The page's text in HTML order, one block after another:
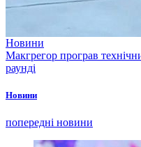
Новини
Макгрегор програв
раунді
Новини
попередні новини